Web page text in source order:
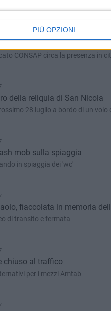
PIÙ OPZIONI
a Bari, dilaga la
CONSAP circa la presenza in
della reliquia di San Nicola
28 luglio a bordo di un
mob sulla spiaggia
in spiaggia dei 'wc'
fiaccolata in memoria
di transito e fermata
chiuso al traffico
per i mezzi Amtab